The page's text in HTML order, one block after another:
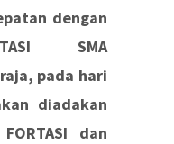
dengan
SMA
pada hari
diadakan
dan